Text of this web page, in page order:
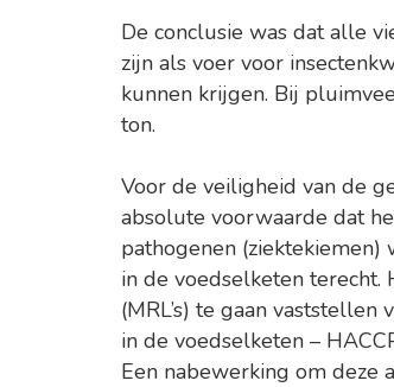
De conclusie was dat alle
zijn als voer voor
kunnen krijgen. Bij
ton.
Voor de veiligheid van de
absolute voorwaarde dat
pathogenen
in de voedselketen terecht.
(MRL’s) te gaan
in de voedselketen –
Een nabewerking om deze